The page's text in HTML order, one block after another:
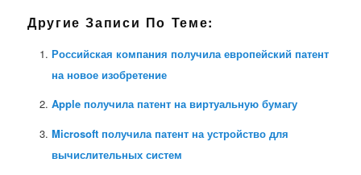
Другие Записи По Теме:
Российская компания получила европейский патент
на новое изобретение
Apple получила патент на виртуальную бумагу
Microsoft получила патент на устройство для
вычислительных систем